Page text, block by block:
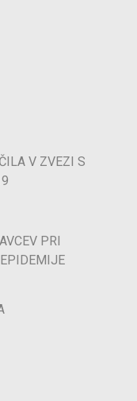
V ZVEZI S
PRI